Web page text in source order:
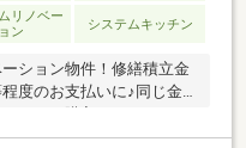
リノベー
ン
システムキッチン
ション物件！修繕積立金
度のお支払いに♪同じ金
装リノベーション済・ク